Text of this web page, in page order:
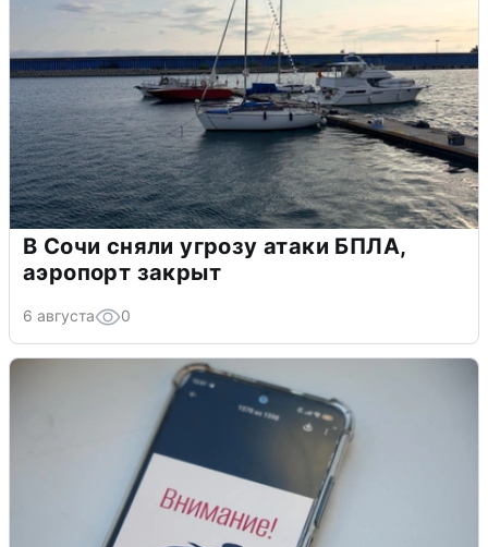
В Сочи сняли угрозу атаки БПЛА,
аэропорт закрыт
6 августа 0